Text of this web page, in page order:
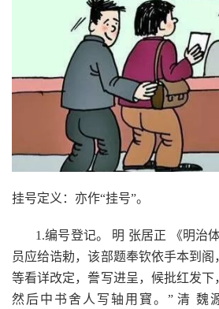
挂号定义：亦作“挂号”。
1.编号登记。 明 张居正 《明治
员应给诰勅，该部题奉钦依手本到
等看详改定，誊写进呈，候批红发下
然后中书舍人写轴用寳。” 清 魏